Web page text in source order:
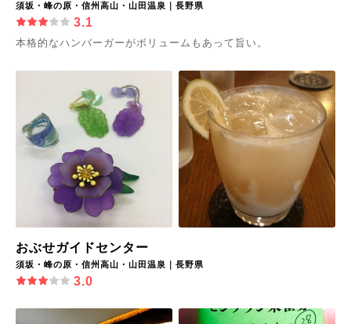
須坂・峰の原・信州高山・山田温泉｜長野県
3.1
本格的なハンバーガーがボリュームもあって旨い。
おぶせガイドセンター
須坂・峰の原・信州高山・山田温泉｜長野県
3.0